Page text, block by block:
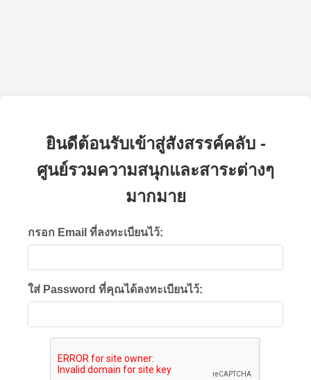
ยินดีต้อนรับเข้าสู่สังสรรค์คลับ -
ศูนย์รวมความสนุกและสาระต่างๆ
มากมาย
กรอก Email ที่ลงทะเบียนไว้:
ใส่ Password ที่คุณได้ลงทะเบียนไว้: